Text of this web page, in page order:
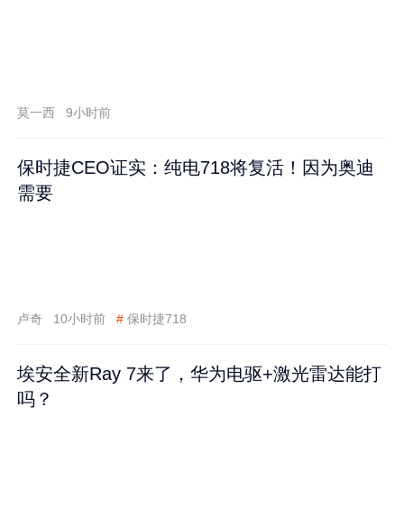
莫一西 9小时前
保时捷CEO证实：纯电718将复活！因为奥迪
需要
卢奇 10小时前 # 保时捷718
埃安全新Ray 7来了，华为电驱+激光雷达能打
吗？